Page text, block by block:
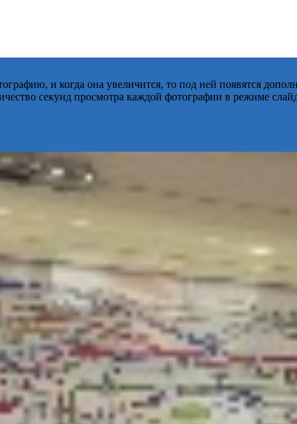
и когда она увеличится, то под ней появятся
секунд просмотра каждой фотографии в режиме